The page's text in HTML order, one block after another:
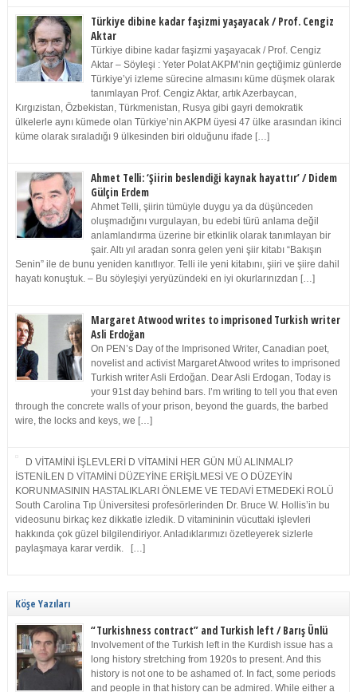
Türkiye dibine kadar faşizmi yaşayacak / Prof. Cengiz
Aktar
Türkiye dibine kadar faşizmi yaşayacak / Prof. Cengiz
Aktar – Söyleşi : Yeter Polat AKPM’nin geçtiğimiz günlerde
Türkiye’yi izleme sürecine almasını küme düşmek olarak
tanımlayan Prof. Cengiz Aktar, artık Azerbaycan,
Kırgızistan, Özbekistan, Türkmenistan, Rusya gibi gayri demokratik
ülkelerle aynı kümede olan Türkiye’nin AKPM üyesi 47 ülke arasından ikinci
küme olarak sıraladığı 9 ülkesinden biri olduğunu ifade […]
Ahmet Telli: ‘Şiirin beslendiği kaynak hayattır’ / Didem
Gülçin Erdem
Ahmet Telli, şiirin tümüyle duygu ya da düşünceden
oluşmadığını vurgulayan, bu edebi türü anlama değil
anlamlandırma üzerine bir etkinlik olarak tanımlayan bir
şair. Altı yıl aradan sonra gelen yeni şiir kitabı “Bakışın
Senin” ile de bunu yeniden kanıtlıyor. Telli ile yeni kitabını, şiiri ve şiire dahil
hayatı konuştuk. – Bu söyleşiyi yeryüzündeki en iyi okurlarınızdan […]
Margaret Atwood writes to imprisoned Turkish writer
Asli Erdoğan
On PEN’s Day of the Imprisoned Writer, Canadian poet,
novelist and activist Margaret Atwood writes to imprisoned
Turkish writer Asli Erdoğan. Dear Asli Erdogan, Today is
your 91st day behind bars. I’m writing to tell you that even
through the concrete walls of your prison, beyond the guards, the barbed
wire, the locks and keys, we […]
D VİTAMİNİ İŞLEVLERİ D VİTAMİNİ HER GÜN MÜ ALINMALI?
İSTENİLEN D VİTAMİNİ DÜZEYİNE ERİŞİLMESİ VE O DÜZEYİN
KORUNMASININ HASTALIKLARI ÖNLEME VE TEDAVİ ETMEDEKİ ROLÜ
South Carolina Tıp Üniversitesi profesörlerinden Dr. Bruce W. Hollis’in bu
videosunu birkaç kez dikkatle izledik. D vitamininin vücuttaki işlevleri
hakkında çok güzel bilgilendiriyor. Anladıklarımızı özetleyerek sizlerle
paylaşmaya karar verdik. […]
Köşe Yazıları
“Turkishness contract” and Turkish left / Barış Ünlü
Involvement of the Turkish left in the Kurdish issue has a
long history stretching from 1920s to present. And this
history is not one to be ashamed of. In fact, some periods
and people in that history can be admired. While either a